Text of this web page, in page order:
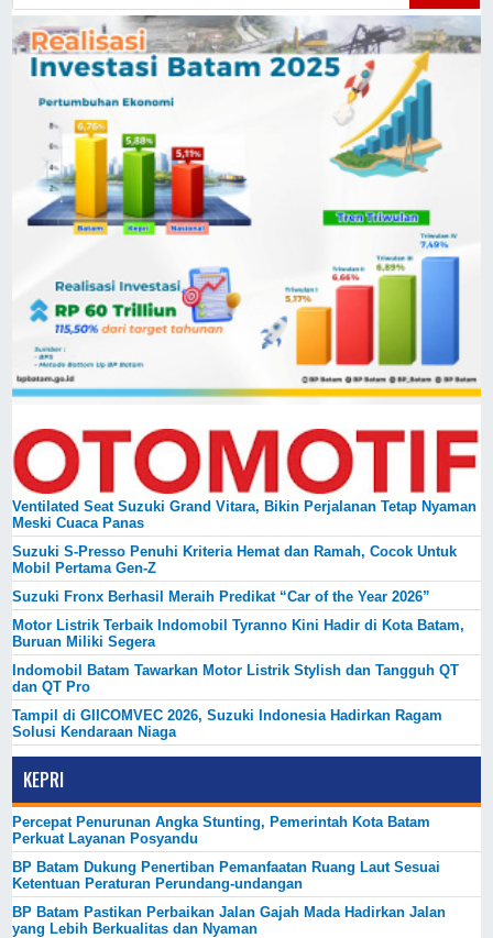
Ventilated Seat Suzuki Grand Vitara, Bikin Perjalanan Tetap Nyaman
Meski Cuaca Panas
Suzuki S-Presso Penuhi Kriteria Hemat dan Ramah, Cocok Untuk
Mobil Pertama Gen-Z
Suzuki Fronx Berhasil Meraih Predikat “Car of the Year 2026”
Motor Listrik Terbaik Indomobil Tyranno Kini Hadir di Kota Batam,
Buruan Miliki Segera
Indomobil Batam Tawarkan Motor Listrik Stylish dan Tangguh QT
dan QT Pro
Tampil di GIICOMVEC 2026, Suzuki Indonesia Hadirkan Ragam
Solusi Kendaraan Niaga
KEPRI
Percepat Penurunan Angka Stunting, Pemerintah Kota Batam
Perkuat Layanan Posyandu
BP Batam Dukung Penertiban Pemanfaatan Ruang Laut Sesuai
Ketentuan Peraturan Perundang-undangan
BP Batam Pastikan Perbaikan Jalan Gajah Mada Hadirkan Jalan
yang Lebih Berkualitas dan Nyaman